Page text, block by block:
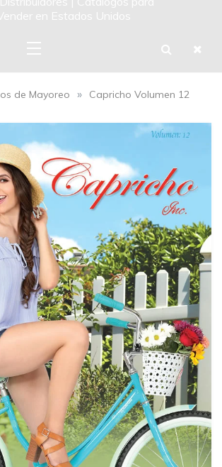
en Estados Unidos
de Mayoreo » Capricho Volumen 12